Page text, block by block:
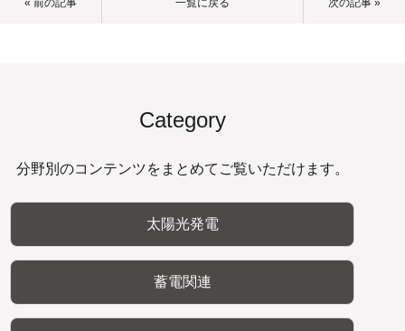
Category
分野別のコンテンツをまとめてご覧いただけます。
太陽光発電
蓄電関連